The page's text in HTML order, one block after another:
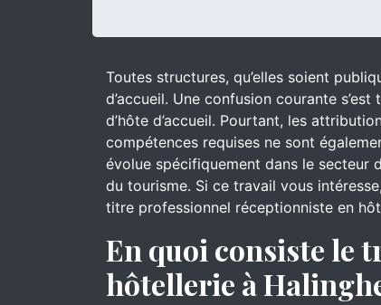
Toutes structures, qu’elles soient
d’accueil. Une confusion courante
d’hôte d’accueil. Pourtant, les
compétences requises ne sont
évolue spécifiquement dans le secteur
du tourisme. Si ce travail vous
titre professionnel réceptionniste en
En quoi consiste le
hôtellerie à